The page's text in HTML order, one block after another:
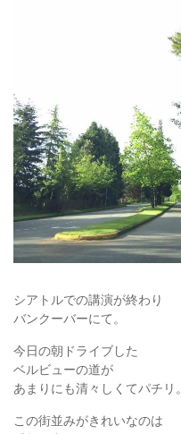
シアトルでの講演が終わり
バンクーバーにて。
今日の朝ドライブした
ベルビューの道が
あまりにも清々しくてパチリ。
この街並みがきれいなのは